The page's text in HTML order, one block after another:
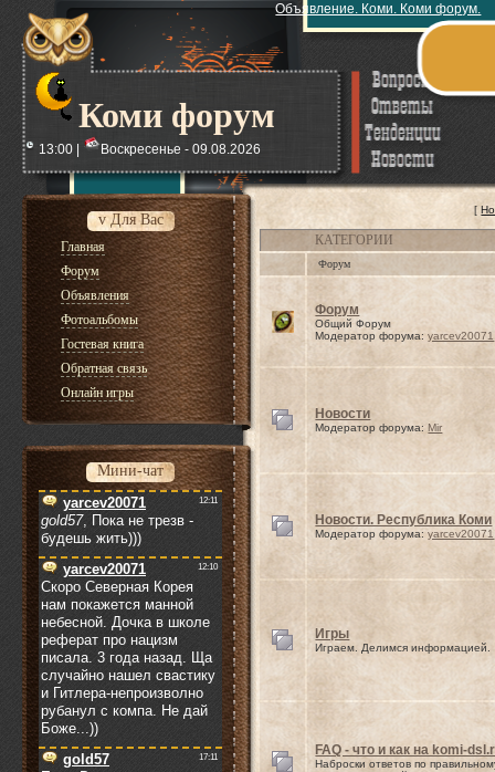
Коми форум
Объявление. Коми. Коми форум.
13:00 | Воскресенье - 09.08.2026
v Для Вас
Главная
Форум
Объявления
Фотоальбомы
Гостевая книга
Обратная связь
Онлайн игры
Мини-чат
[
КАТЕГОРИИ
Форум
Форум
Общий Форум
Модератор форума:yarcev20071
Новости
Модератор форума:Mir
Новости. Республика Коми
Модератор форума:yarcev20071
Игры
Играем. Делимся информацией.
FAQ - что и как на komi-
Наброски ответов по